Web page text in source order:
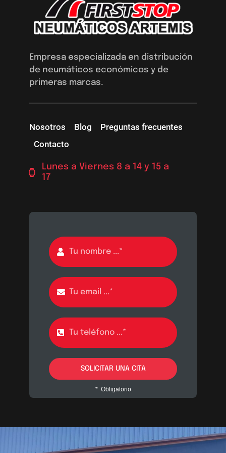
Empresa especializada en distribución
de neumáticos económicos y de
primeras marcas.
Nosotros Blog
Preguntas frecuentes
Contacto
Lunes a Viernes 8 a 14 y 15 a
17
SOLICITAR UNA CITA
* Obligatorio